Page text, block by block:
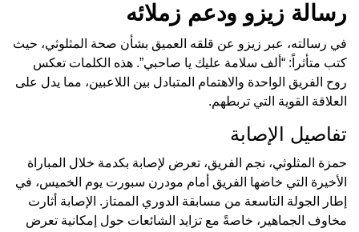
رسالة زيزو ودعم زملائه
في رسالته، عبر زيزو عن قلقه العميق بشأن صحة المثلوثي، حيث
كتب متأثراً: “ألف سلامة عليك يا صاحبي”. هذه الكلمات تعكس
روح الفريق الواحدة والاهتمام المتبادل بين اللاعبين، مما يدل على
العلاقة القوية التي تربطهم.
تفاصيل الإصابة
حمزة المثلوثي، نجم الفريق، تعرض لإصابة بكدمة خلال المباراة
الأخيرة التي خاضها الفريق أمام مودرن سبورت يوم الخميس، في
إطار الجولة التاسعة من مسابقة الدوري الممتاز. الإصابة أثارت
مخاوف الجماهير، خاصةً مع تزايد الشائعات حول إمكانية تعرض